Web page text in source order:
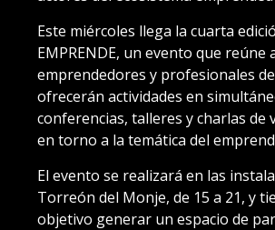
Este miércoles llega la cuarta
EMPRENDE, un evento que reúne
emprendedores y profesionales
ofrecerán actividades en
conferencias, talleres y charlas de
en torno a la temática del
El evento se realizará en las
Torreón del Monje, de 15 a 21, y
objetivo generar un espacio de